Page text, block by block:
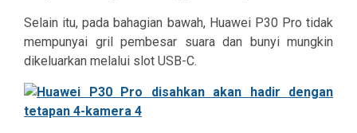
Selain itu, pada bahagian bawah, Huawei P30 Pro tidak
mempunyai gril pembesar suara dan bunyi mungkin
dikeluarkan melalui slot USB-C.